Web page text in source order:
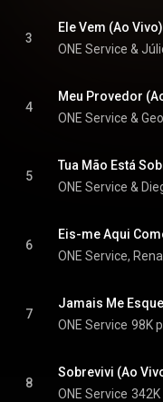
3
Ele Vem (Ao Vivo)
ONE Service &
4
Meu Provedor
ONE Service &
5
Tua Mão Está
ONE Service &
6
Eis-me Aqui
7
Jamais Me
ONE Service 98K
8
Sobrevivi (Ao
ONE Service 342K